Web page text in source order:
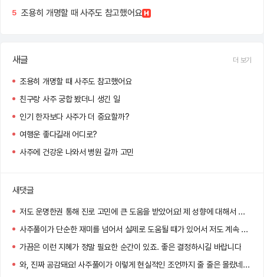
5 조용히 개명할 때 사주도 참고했어요
새글 더 보기
조용히 개명할 때 사주도 참고했어요
친구랑 사주 궁합 봤더니 생긴 일
인기 한자보다 사주가 더 중요할까?
여행운 좋다길래 어디로?
사주에 건강운 나와서 병원 갈까 고민
새댓글
저도 운명한권 통해 진로 고민에 큰 도움을 받았어요! 제 성향에 대해서 파고들다보니 고민 되었던 부분들이 한결 쉽게 해결되더라고요
사주풀이가 단순한 재미를 넘어서 실제로 도움될 때가 있어서 저도 계속 보게 되는 것 같아요 ㅎㅎ
가끔은 이런 지혜가 정말 필요한 순간이 있죠. 좋은 결정하시길 바랍니다
와, 진짜 공감돼요! 사주풀이가 이렇게 현실적인 조언까지 줄 줄은 몰랐네요. 특히 인간관계랑 직업운 부분이 정확했다니 더 흥미로워요! 앞으로도 좋은 선택하시길 바라요 !